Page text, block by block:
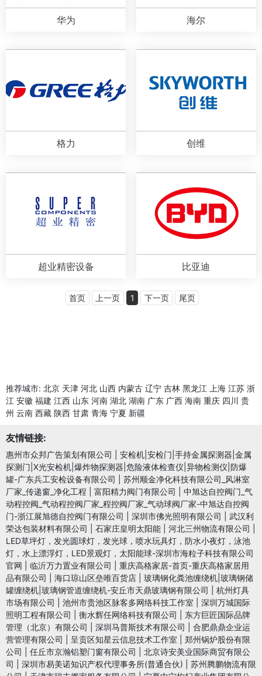
华为 海尔
格力 创维
超业精密设备 比亚迪
首页 上一页 1 下一页 尾页
推荐城市: 北京 天津 河北 山西 内蒙古 辽宁 吉林 黑龙江 上海 江苏 浙
江 安徽 福建 江西 山东 河南 湖北 湖南 广东 广西 海南 重庆 四川 贵
州 云南 西藏 陕西 甘肃 青海 宁夏 新疆
友情链接:
惠州市众邦广告策划有限公司
安检机|安检门|手持金属探测器|金属
探测门|X光安检机|爆炸物探测器|危险液体检查仪|异物检测仪|防爆
罐-广东兵工安检设备有限公司
苏州顺金净化科技有限公司_风淋室
厂家_传递窗_净化工程
富阳精力阀门有限公司
中旭达自控阀门_气
动程控阀_气动程控阀厂家_程控阀厂家_气动球阀厂家-中旭达自控阀
门-浙江展旭德自控阀门有限公司
深圳市佛光照明有限公司
武汉利
荣达包装材料有限公司
石家庄皇明太阳能 河北三州物流有限公司
LED草坪灯，发光圆球灯，发光球，喷水玩具灯，防水小夜灯，泳池
灯，水上漂浮灯，LED景观灯，太阳能球-深圳市海粒子科技有限公司
官网
临沂万力置业有限公司
重庆高格家居-首页-重庆高格家居用
品有限公司
海口琼山区垒唯百货店
玻璃钢化粪池缠绕机|玻璃钢储
罐缠绕机|玻璃钢管道缠绕机-安丘市天鼎玻璃钢有限公司
杭州灯具
市场有限公司
池州市贵池区脉客多网络科技工作室
深圳万城国际
照明工程有限公司
衡水辉任网络科技有限公司
东方巨匠国际品牌
管理（北京）有限公司
深圳马普斯技术有限公司
合肥鼎鼎企业运
营管理有限公司
呈贡区知星云信息技术工作室
郑州锅炉股份有限
公司
任丘市京瀚铝塑门窗有限公司
北京诗安美业国际商贸有限公
司
深圳市易美诺知识产权代理事务所(普通合伙)
苏州腾鹏物流有限